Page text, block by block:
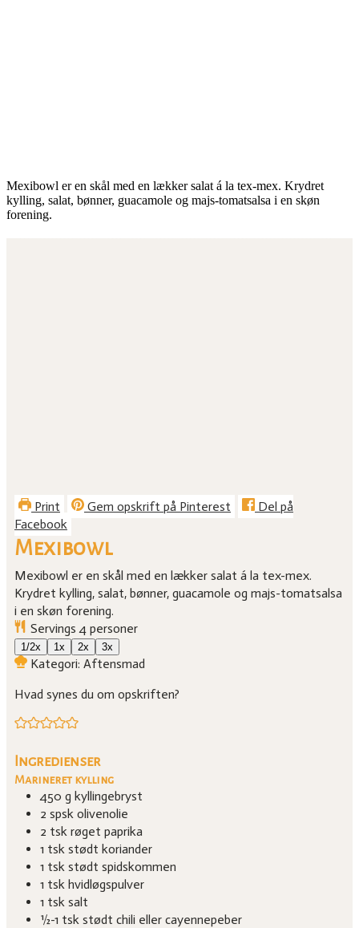
Mexibowl er en skål med en lækker salat á la tex-mex. Krydret
kylling, salat, bønner, guacamole og majs-tomatsalsa i en skøn
forening.
Print Gem opskrift på Pinterest
Del på
Facebook
Mexibowl
Mexibowl er en skål med en lækker salat á la tex-mex.
Krydret kylling, salat, bønner, guacamole og majs-tomatsalsa
i en skøn forening.
Servings 4 personer
1/2x 1x 2x 3x
Kategori: Aftensmad
Hvad synes du om opskriften?
Ingredienser
Marineret kylling
450 g kyllingebryst
2 spsk olivenolie
2 tsk røget paprika
1 tsk stødt koriander
1 tsk stødt spidskommen
1 tsk hvidløgspulver
1 tsk salt
½-1 tsk stødt chili eller cayennepeber